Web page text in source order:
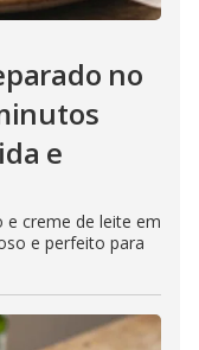
no
e
e creme de leite em
e perfeito para